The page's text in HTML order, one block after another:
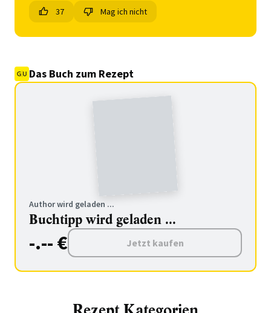
37 Mag ich nicht
Das Buch zum Rezept
Author wird geladen ...
Buchtipp wird geladen ...
-.-- € Jetzt kaufen